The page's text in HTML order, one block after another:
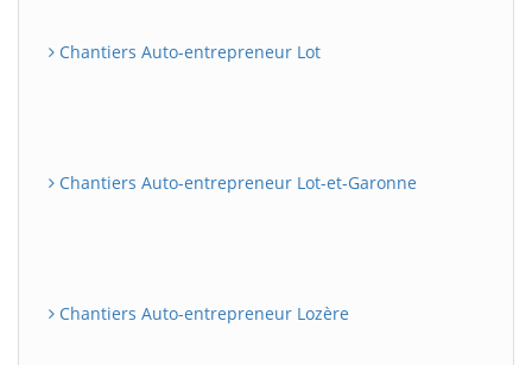
Chantiers Auto-entrepreneur Lot
Chantiers Auto-entrepreneur Lot-et-Garonne
Chantiers Auto-entrepreneur Lozère